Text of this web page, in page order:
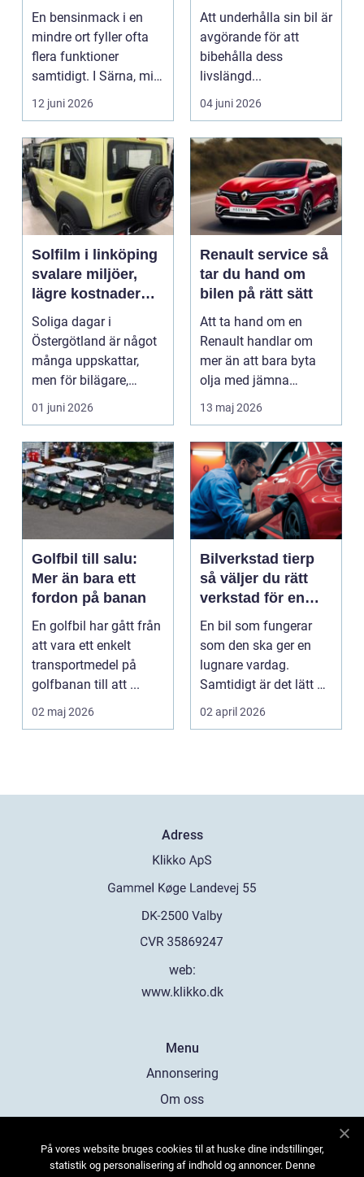
vägen
En bensinmack i en
mindre ort fyller ofta
flera funktioner
samtidigt. I Särna, mitt
i norra Dalarna,...
12 juni 2026
Att underhålla sin bil är
avgörande för att
bibehålla dess
livslängd...
04 juni 2026
Solfilm i linköping
svalare miljöer,
lägre kostnader
och bättre komfort
Soliga dagar i
Östergötland är något
många uppskattar,
men för bilägare,
båtägare och
fastighetsförv...
01 juni 2026
Renault service så
tar du hand om
bilen på rätt sätt
Att ta hand om en
Renault handlar om
mer än att bara byta
olja med jämna
mellanrum. För många
biläga...
13 maj 2026
Golfbil till salu:
Mer än bara ett
fordon på banan
En golfbil har gått från
att vara ett enkelt
transportmedel på
golfbanan till att ...
02 maj 2026
Bilverkstad tierp
så väljer du rätt
verkstad för en
tryggare bilvardag
En bil som fungerar
som den ska ger en
lugnare vardag.
Samtidigt är det lätt att
skjuta upp service ...
02 april 2026
Adress
web:
www.klikko.dk
Menu
Annonsering
Om oss
Kontakta oss
På vores website bruges cookies til at huske dine indstillinger,
statistik og personalisering af indhold og annoncer. Denne